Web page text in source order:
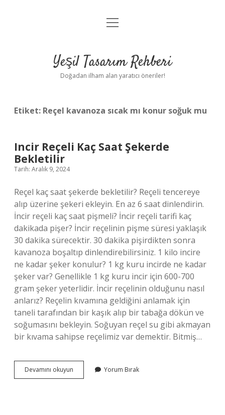
Anasayfa
Yasal Uyarı
menüyü
Yeşil Tasarım Rehberi
Doğadan ilham alan yaratıcı öneriler!
Etiket: Reçel kavanoza sıcak mı konur soğuk mu
Incir Reçeli Kaç Saat Şekerde
Bekletilir
Tarih: Aralık 9, 2024
Reçel kaç saat şekerde bekletilir? Reçeli tencereye
alıp üzerine şekeri ekleyin. En az 6 saat dinlendirin.
İncir reçeli kaç saat pişmeli? İncir reçeli tarifi kaç
dakikada pişer? İncir reçelinin pişme süresi yaklaşık
30 dakika sürecektir. 30 dakika pişirdikten sonra
kavanoza boşaltıp dinlendirebilirsiniz. 1 kilo incire
ne kadar şeker konulur? 1 kg kuru incirde ne kadar
şeker var? Genellikle 1 kg kuru incir için 600-700
gram şeker yeterlidir. İncir reçelinin olduğunu nasıl
anlarız? Reçelin kıvamına geldiğini anlamak için
taneli tarafından bir kaşık alıp bir tabağa dökün ve
soğumasını bekleyin. Soğuyan reçel su gibi akmayan
bir kıvama sahipse reçelimiz var demektir. Bitmiş…
Devamını okuyun
Reçeli
Yorum Bırak